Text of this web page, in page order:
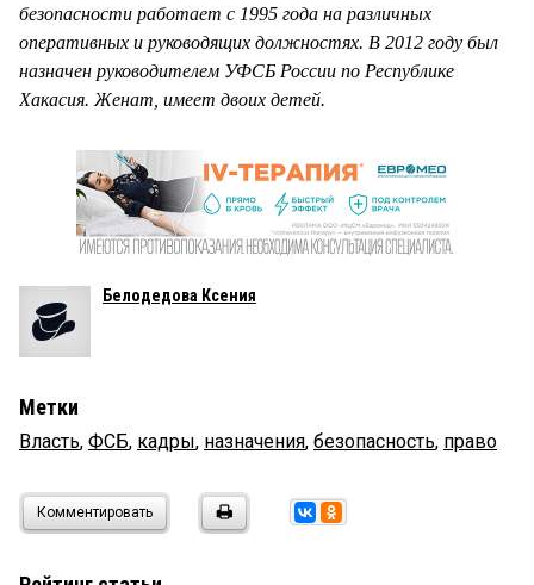
безопасности работает с 1995 года на различных
оперативных и руководящих должностях. В 2012 году был
назначен руководителем УФСБ России по Республике
Хакасия. Женат, имеет двоих детей.
Белодедова Ксения
Метки
Власть, ФСБ, кадры, назначения, безопасность, право
Комментировать